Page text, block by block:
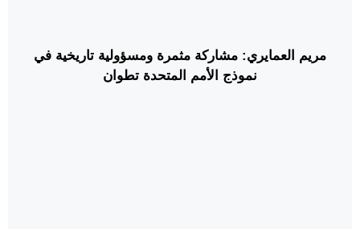
مريم العمايري: مشاركة مثمرة ومسؤولية تاريخية في
نموذج الأمم المتحدة تطوان